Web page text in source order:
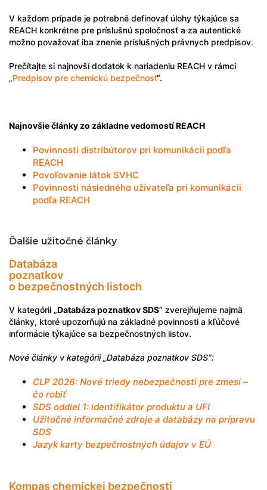
V každom prípade je potrebné definovať úlohy týkajúce sa
REACH konkrétne pre príslušnú spoločnosť a za autentické
možno považovať iba znenie príslušných právnych predpisov.
Prečítajte si najnovší dodatok k nariadeniu REACH v rámci
„Predpisov pre chemickú bezpečnosť“.
Najnovšie články zo základne vedomostí REACH
Povinnosti distribútorov pri komunikácii podľa
REACH
Povoľovanie látok SVHC
Povinnosti následného užívateľa pri komunikácii
podľa REACH
Ďalšie užitočné články
Databáza
poznatkov
o bezpečnostných listoch
V kategórii „Databáza poznatkov SDS“ zverejňujeme najmä
články, ktoré upozorňujú na základné povinnosti a kľúčové
informácie týkajúce sa bezpečnostných listov.
Nové články v kategórii „Databáza poznatkov SDS“:
CLP 2026: Nové triedy nebezpečnosti pre zmesi –
čo robiť
SDS oddiel 1: identifikátor produktu a UFI
Užitočné informačné zdroje a databázy na prípravu
SDS
Jazyk karty bezpečnostných údajov v EÚ
Kompas chemickej bezpečnosti